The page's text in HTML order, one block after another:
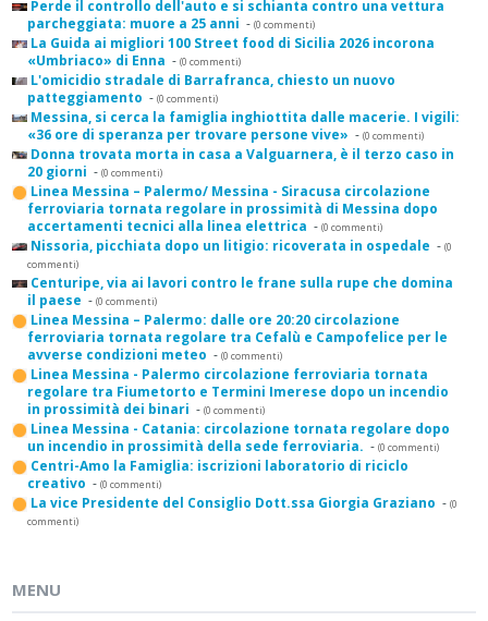
Perde il controllo dell'auto e si schianta contro una vettura
parcheggiata: muore a 25 anni - (0 commenti)
La Guida ai migliori 100 Street food di Sicilia 2026 incorona
«Umbriaco» di Enna - (0 commenti)
L'omicidio stradale di Barrafranca, chiesto un nuovo
patteggiamento - (0 commenti)
Messina, si cerca la famiglia inghiottita dalle macerie. I vigili:
«36 ore di speranza per trovare persone vive» - (0 commenti)
Donna trovata morta in casa a Valguarnera, è il terzo caso in
20 giorni - (0 commenti)
Linea Messina – Palermo/ Messina - Siracusa circolazione
ferroviaria tornata regolare in prossimità di Messina dopo
accertamenti tecnici alla linea elettrica - (0 commenti)
Nissoria, picchiata dopo un litigio: ricoverata in ospedale - (0
commenti)
Centuripe, via ai lavori contro le frane sulla rupe che domina
il paese - (0 commenti)
Linea Messina – Palermo: dalle ore 20:20 circolazione
ferroviaria tornata regolare tra Cefalù e Campofelice per le
avverse condizioni meteo - (0 commenti)
Linea Messina - Palermo circolazione ferroviaria tornata
regolare tra Fiumetorto e Termini Imerese dopo un incendio
in prossimità dei binari - (0 commenti)
Linea Messina - Catania: circolazione tornata regolare dopo
un incendio in prossimità della sede ferroviaria. - (0 commenti)
Centri-Amo la Famiglia: iscrizioni laboratorio di riciclo
creativo - (0 commenti)
La vice Presidente del Consiglio Dott.ssa Giorgia Graziano - (0
commenti)
MENU